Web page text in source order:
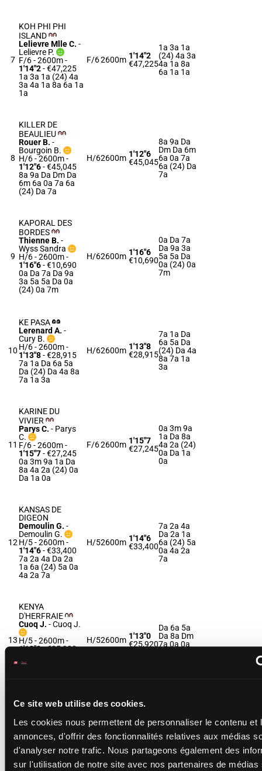
Ce site web utilise des cookies.
Les cookies nous permettent de personnaliser le contenu et
annonces, d'offrir des fonctionnalités relatives aux médias
d'analyser notre trafic. Nous partageons également des
sur l'utilisation de notre site avec nos partenaires de médias
7
KOH PHI PHI
ISLAND
Lelievre Mlle C. -
Lelievre P.
F/6 - 2600m-
1'14"2- €47,225
1a 3a 1a (24) 4a
3a 4a 1a 8a 6a 1a
1a
F/62600m 1'14"2
€47,225
1a 3a 1a
(24) 4a 3a
4a 1a 8a
6a 1a 1a
8
KILLER DE
BEAULIEU
Rouer B. -
Bourgoin B.
H/6 - 2600m-
1'12"6- €45,045
8a 9a Da Dm Da
6m 6a 0a 7a 6a
(24) Da 7a
H/62600m 1'12"6
€45,045
8a 9a Da
Dm Da 6m
6a 0a 7a
6a (24) Da
7a
9
KAPORAL DES
BORDES
Thienne B. -
Wyss Sandra
H/6 - 2600m-
1'16"6- €10,690
0a Da 7a Da 9a
3a 5a 5a Da 0a
(24) 0a 7m
H/62600m 1'16"6
€10,690
0a Da 7a
Da 9a 3a
5a 5a Da
0a (24) 0a
7m
10
KE PASA
Lerenard A. -
Cury B.
H/6 - 2600m-
1'13"8- €28,915
7a 1a Da 6a 5a
Da (24) Da 4a 8a
7a 1a 3a
H/62600m 1'13"8
€28,915
7a 1a Da
6a 5a Da
(24) Da 4a
8a 7a 1a
3a
11
KARINE DU
VIVIER
Parys C. - Parys
C.
F/6 - 2600m-
1'15"7- €27,245
0a 3m 9a 1a Da
8a 4a 2a (24) 0a
Da 1a 0a
F/62600m 1'15"7
€27,245
0a 3m 9a
1a Da 8a
4a 2a (24)
0a Da 1a
0a
12
KANSAS DE
DIGEON
Demoulin G. -
Demoulin G.
H/5 - 2600m-
1'14"6- €33,400
7a 2a 4a Da 2a
1a 6a (24) 5a 0a
4a 2a 7a
H/52600m 1'14"6
€33,400
7a 2a 4a
Da 2a 1a
6a (24) 5a
0a 4a 2a
7a
13
KENYA
D'HERFRAIE
Cuoq J. -Cuoq J.
H/5 - 2600m-
1'13"0- €25,920
Dm 7a 0a 0a 6m
H/52600m 1'13"0
€25,920
Da 6a 5a
Da 8a Dm
7a 0a 0a
14
KARONY
Cury A.-Cury B.
H/6 - 2600m-
1'14"0
- €22,435
Da 4a Da Da Da
4a 0a (24) 6a 1a
H/62600m 1'14"0
€22,435
Da 4a Da
0a (24) 6a
1a 2a Da
3a